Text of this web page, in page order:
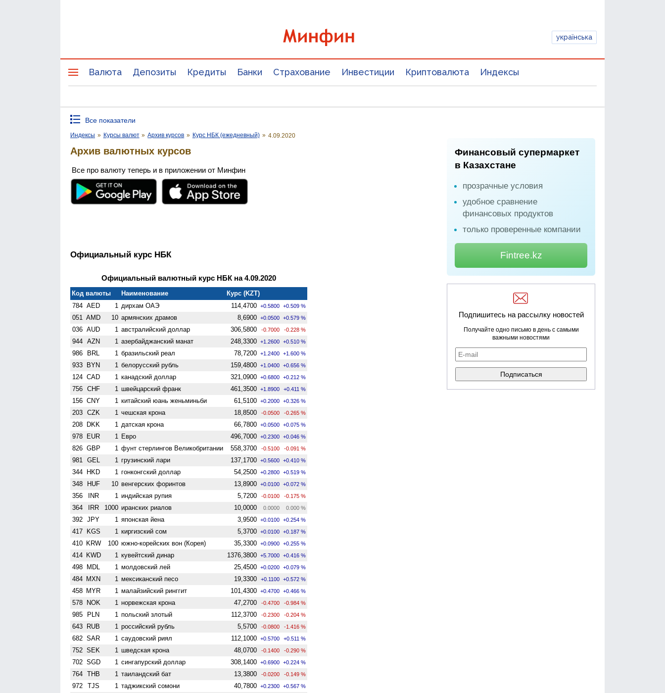
українська
Валюта Депозиты Кредиты Банки Страхование Инвестиции Криптовалюта Индексы
Все показатели
Индексы » Курсы валют » Архив курсов » Курс НБК (ежедневный) » 4.09.2020
Архив валютных курсов
Все про валюту теперь и в приложении от Минфин
Официальный курс НБК
Официальный валютный курс НБК на 4.09.2020
Код валюты Наименование
Курс (KZT)
784 AED 1 дирхам ОАЭ 114,4700 +0.5800 +0.509 %
051 AMD 10 армянских драмов 8,6900 +0.0500 +0.579 %
036 AUD 1 австралийский доллар 306,5800 -0.7000 -0.228 %
944 AZN 1 азербайджанский манат 248,3300 +1.2600 +0.510 %
986 BRL 1 бразильский реал 78,7200 +1.2400 +1.600 %
933 BYN 1 белорусский рубль 159,4800 +1.0400 +0.656 %
124 CAD 1 канадский доллар 321,0900 +0.6800 +0.212 %
756 CHF 1 швейцарский франк 461,3500 +1.8900 +0.411 %
156 CNY 1 китайский юань женьминьби 61,5100 +0.2000 +0.326 %
203 CZK 1 чешская крона 18,8500 -0.0500 -0.265 %
208 DKK 1 датская крона 66,7800 +0.0500 +0.075 %
978 EUR 1 Евро 496,7000 +0.2300 +0.046 %
826 GBP 1 фунт стерлингов Велико­британии 558,3700 -0.5100 -0.091 %
981 GEL 1 грузинский лари 137,1700 +0.5600 +0.410 %
344 HKD 1 гонконгский доллар 54,2500 +0.2800 +0.519 %
348 HUF 10 венгерских форинтов 13,8900 +0.0100 +0.072 %
356 INR 1 индийская рупия 5,7200 -0.0100 -0.175 %
364 IRR 1000 иранских риалов 10,0000 0.0000 0.000 %
392 JPY 1 японская йена 3,9500 +0.0100 +0.254 %
417 KGS 1 киргизский сом 5,3700 +0.0100 +0.187 %
410 KRW 100 южно-корейских вон (Корея) 35,3300 +0.0900 +0.255 %
414 KWD 1 кувейтский динар 1376,3800 +5.7000 +0.416 %
498 MDL 1 молдовский лей 25,4500 +0.0200 +0.079 %
484 MXN 1 мексиканский песо 19,3300 +0.1100 +0.572 %
458 MYR 1 малайзийский ринггит 101,4300 +0.4700 +0.466 %
578 NOK 1 норвежская крона 47,2700 -0.4700 -0.984 %
985 PLN 1 польский злотый 112,3700 -0.2300 -0.204 %
643 RUB 1 российский рубль 5,5700 -0.0800 -1.416 %
682 SAR 1 саудовский риял 112,1000 +0.5700 +0.511 %
752 SEK 1 шведская крона 48,0700 -0.1400 -0.290 %
702 SGD 1 сингапурский доллар 308,1400 +0.6900 +0.224 %
764 THB 1 таиландский бат 13,3800 -0.0200 -0.149 %
972 TJS 1 таджикский сомони 40,7800 +0.2300 +0.567 %
Финансовый супермаркет
в Казахстане
прозрачные условия
удобное сравнение
финансовых продуктов
только проверенные компании
Fintree.kz
Подпишитесь на рассылку новостей
Получайте одно письмо в день с самыми
важными новостями